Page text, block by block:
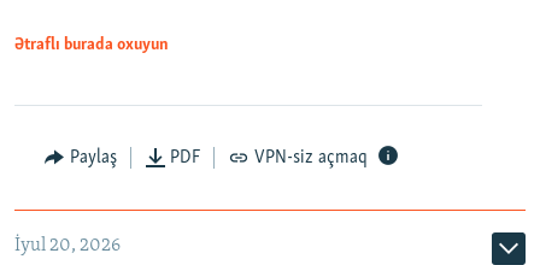
Auto
Ətraflı burada oxuyun
Paylaş PDF VPN-siz açmaq
İyul 20, 2026